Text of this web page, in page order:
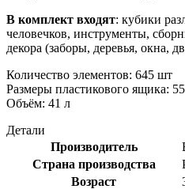
В комплект входят: кубики
человечков, инструменты,
декора (заборы, деревья, окна,
Количество элементов: 645 шт
Размеры пластикового ящика:
Объём: 41 л
Детали
Производитель
Страна производства
Возраст